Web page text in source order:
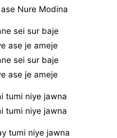
Nure Modina
sei sur baje
ase je ameje
sei sur baje
ase je ameje
tumi niye jawna
tumi niye jawna
tumi niye jawna